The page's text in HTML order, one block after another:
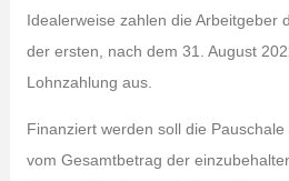
Idealerweise zahlen die Arbeitgeber
der ersten, nach dem 31. August
Lohnzahlung aus.
Finanziert werden soll die
vom Gesamtbetrag der